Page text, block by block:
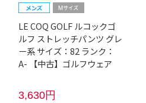
LE COQ GOLF ルコックゴ
ルフ ストレッチパンツ グレ
ー系 サイズ：82 ランク：
A- 【中古】ゴルフウェア
3,630円